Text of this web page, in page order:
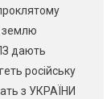
землю
дають
російську
з УКРАЇНИ